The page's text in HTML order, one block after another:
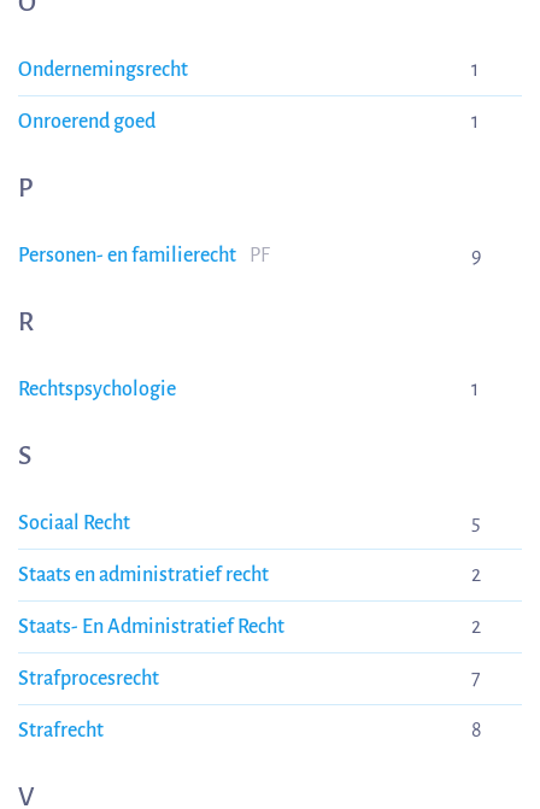
Ondernemingsrecht 1
Onroerend goed 1
P
Personen- en familierecht PF 9
R
Rechtspsychologie 1
S
Sociaal Recht 5
Staats en administratief recht 2
Staats- En Administratief Recht 2
Strafprocesrecht 7
Strafrecht 8
V